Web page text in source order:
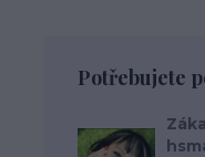
Potřebujete